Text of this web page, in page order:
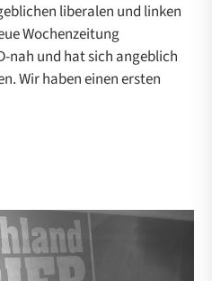
liberalen und linken
Wochenzeitung
nah und hat sich angeblich
Wir haben einen ersten